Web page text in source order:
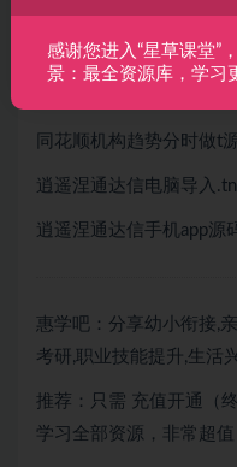
简单复盘免费版.zip
同花顺机构趋势分时做t
逍遥涅通达信电脑导入
逍遥涅通达信手机app源
惠学吧：分享幼小衔接,
考研,职业技能提升,生活
推荐：只需 充值开通（
学习全部资源，非常超
感谢您进入“星草课堂”
景：最全资源库，学习